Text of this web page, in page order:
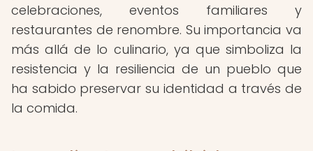
celebraciones, eventos familiares y
restaurantes de renombre. Su importancia va
más allá de lo culinario, ya que simboliza la
resistencia y la resiliencia de un pueblo que
ha sabido preservar su identidad a través de
la comida.